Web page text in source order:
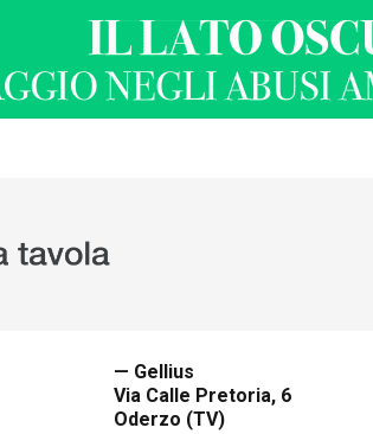
— Gellius
Via Calle Pretoria, 6
Oderzo (TV)